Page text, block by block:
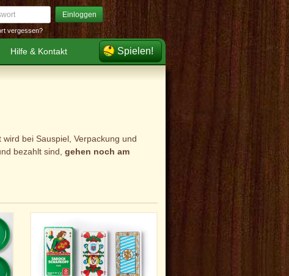
Einloggen
vergessen?
Hilfe & Kontakt Spielen!
wird bei Sauspiel, Verpackung und
bezahlt sind,gehen noch am